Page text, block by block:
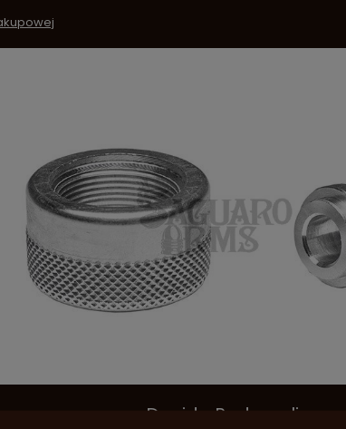
Davide Pedersoli